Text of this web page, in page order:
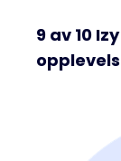
9 av 10